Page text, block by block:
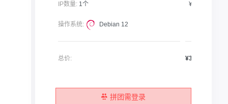
IP数量: 1个 ¥30.00
操作系统: Debian 12
总价: ¥320.00
拼团需登录